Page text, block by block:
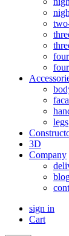
legs
3D
Company
sign in
Cart